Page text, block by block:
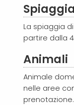
Spiaggia
La spiaggia
partire dalla
Animali
Animale
nelle aree
prenotazione.